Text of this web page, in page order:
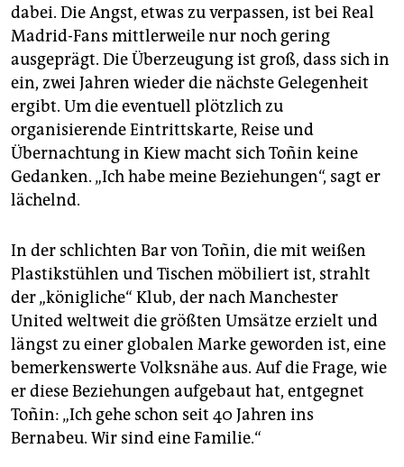
dabei. Die Angst, etwas zu verpassen, ist bei Real
Madrid-Fans mittlerweile nur noch gering
ausgeprägt. Die Überzeugung ist groß, dass sich in
ein, zwei Jahren wieder die nächste Gelegenheit
ergibt. Um die eventuell plötzlich zu
organisierende Eintrittskarte, Reise und
Übernachtung in Kiew macht sich Toñin keine
Gedanken. „Ich habe meine Beziehungen“, sagt er
lächelnd.
In der schlichten Bar von Toñin, die mit weißen
Plastikstühlen und Tischen möbiliert ist, strahlt
der „königliche“ Klub, der nach Manchester
United weltweit die größten Umsätze erzielt und
längst zu einer globalen Marke geworden ist, eine
bemerkenswerte Volksnähe aus. Auf die Frage, wie
er diese Beziehungen aufgebaut hat, entgegnet
Toñin: „Ich gehe schon seit 40 Jahren ins
Bernabeu. Wir sind eine Familie.“